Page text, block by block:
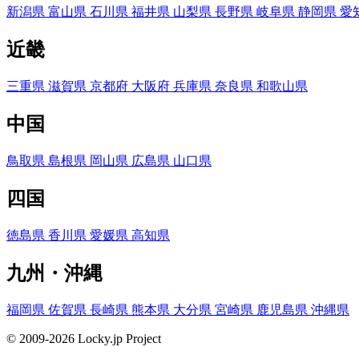
新潟県 富山県 石川県 福井県 山梨県 長野県 岐阜県 静岡県 愛
近畿
三重県 滋賀県 京都府 大阪府 兵庫県 奈良県 和歌山県
中国
鳥取県 島根県 岡山県 広島県 山口県
四国
徳島県 香川県 愛媛県 高知県
九州・沖縄
福岡県 佐賀県 長崎県 熊本県 大分県 宮崎県 鹿児島県 沖縄県
© 2009-2026 Locky.jp Project